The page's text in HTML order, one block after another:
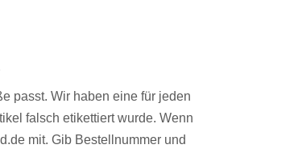
passt. Wir haben eine für jeden
falsch etikettiert wurde. Wenn
mit. Gib Bestellnummer und